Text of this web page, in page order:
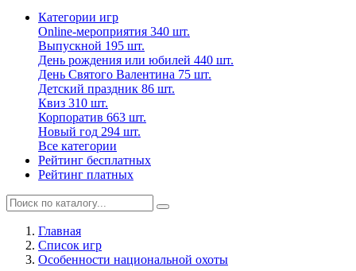
Категории игр
Online-мероприятия 340 шт.
Выпускной 195 шт.
День рождения или юбилей 440 шт.
День Святого Валентина 75 шт.
Детский праздник 86 шт.
Квиз 310 шт.
Корпоратив 663 шт.
Новый год 294 шт.
Все категории
Рейтинг бесплатных
Рейтинг платных
Главная
Список игр
Особенности национальной охоты